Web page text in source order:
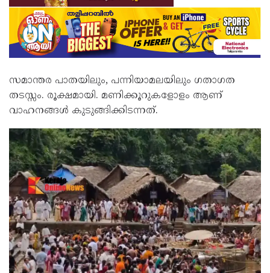
സമാന്തര പാതയിലും, പന്നിയാമലയിലും ഗതാഗത
തടസ്സം. രൂക്ഷമായി. മണിക്കൂറുകളോളം ആണ്
വാഹനങ്ങൾ കുടുങ്ങിക്കിടന്നത്.